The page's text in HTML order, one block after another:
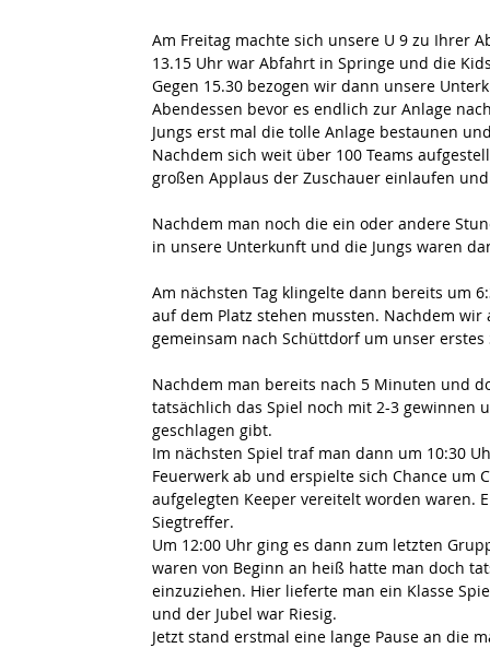
Am Freitag machte sich unsere U 9 zu Ihrer
13.15 Uhr war Abfahrt in Springe und die
Gegen 15.30 bezogen wir dann unsere
Abendessen bevor es endlich zur Anlage
Jungs erst mal die tolle Anlage bestaunen
Nachdem sich weit über 100 Teams
großen Applaus der Zuschauer einlaufen
Nachdem man noch die ein oder andere
in unsere Unterkunft und die Jungs waren
Am nächsten Tag klingelte dann bereits um
auf dem Platz stehen mussten. Nachdem
gemeinsam nach Schüttdorf um unser
Nachdem man bereits nach 5 Minuten und
tatsächlich das Spiel noch mit 2-3 gewinnen
geschlagen gibt.
Im nächsten Spiel traf man dann um 10:30
Feuerwerk ab und erspielte sich Chance
aufgelegten Keeper vereitelt worden waren.
Siegtreffer.
Um 12:00 Uhr ging es dann zum letzten
waren von Beginn an heiß hatte man doch
einzuziehen. Hier lieferte man ein Klasse
und der Jubel war Riesig.
Jetzt stand erstmal eine lange Pause an die